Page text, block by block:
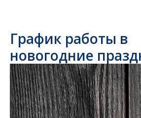
График работы в
новогодние